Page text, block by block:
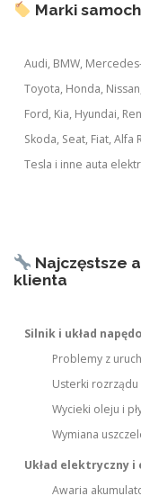
Marki
Audi, BMW,
Toyota, Honda,
Ford, Kia, Hyundai,
Skoda, Seat, Fiat, Alfa
Tesla i inne auta
Najczęstsze
klienta
Silnik i układ
Problemy z
Usterki
Wycieki oleju i
Wymiana
Układ elektryczny
Awaria